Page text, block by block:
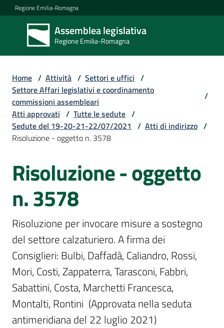
Vai al contenuto
Vai alla navigazione
Vai al footer
Regione Emilia-Romagna
Assemblea legislativa
Regione Emilia-Romagna
Assemblea
legislativa
Regione Emilia-
Assemblea
Per
i
media
Per
i
cittadini
Home / Attività / Settori e uffici /
Settore Affari legislativi e coordinamento
commissioni assembleari
/
Atti approvati / Tutte le sedute /
Sedute del 19-20-21-22/07/2021 / Atti di indirizzo /
Risoluzione - oggetto n. 3578
Risoluzione - oggetto
n. 3578
Risoluzione per invocare misure a sostegno
del settore calzaturiero. A firma dei
Consiglieri: Bulbi, Daffadà, Caliandro, Rossi,
Mori, Costi, Zappaterra, Tarasconi, Fabbri,
Sabattini, Costa, Marchetti Francesca,
Montalti, Rontini  (Approvata nella seduta
antimeridiana del 22 luglio 2021)